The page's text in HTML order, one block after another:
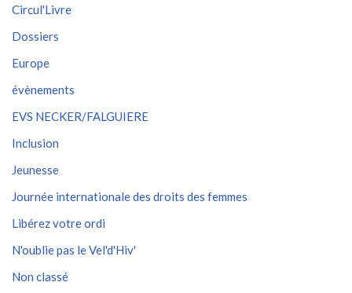
Circul'Livre
Dossiers
Europe
évènements
EVS NECKER/FALGUIERE
Inclusion
Jeunesse
Journée internationale des droits des femmes
Libérez votre ordi
N'oublie pas le Vel'd'Hiv'
Non classé